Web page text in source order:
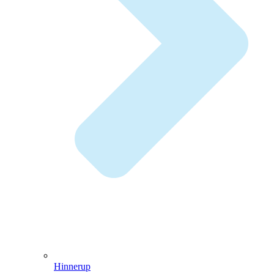
Hinnerup